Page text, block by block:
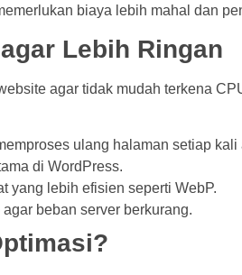
biaya lebih mahal dan
Lebih Ringan
agar tidak mudah terkena
ulang halaman setiap
di WordPress.
yang lebih efisien seperti WebP.
agar beban server berkurang.